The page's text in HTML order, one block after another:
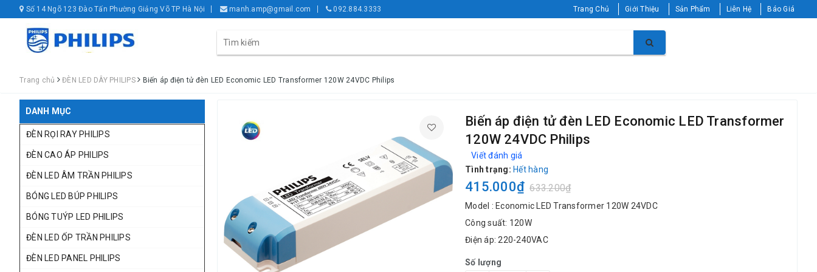
Số 14 Ngõ 123 Đào Tấn Phường Giảng Võ TP Hà Nội manh.amp@gmail.com 092.884.3333 Trang Chủ Giới Thiệu Sản Phẩm Liên Hệ Báo Giá
Trang chủ ĐÈN LED DÂY PHILIPS Biến áp điện tử đèn LED Economic LED Transformer 120W 24VDC Philips
DANH MỤC
ĐÈN RỌI RAY PHILIPS
ĐÈN CAO ÁP PHILIPS
ĐÈN LED ÂM TRẦN PHILIPS
BÓNG LED BÚP PHILIPS
BÓNG TUÝP LED PHILIPS
ĐÈN LED ỐP TRẦN PHILIPS
ĐÈN LED PANEL PHILIPS
Biến áp điện tử đèn LED Economic LED Transformer
120W 24VDC Philips
Viết đánh giá
Tình trạng: Hết hàng
415.000₫ 633.200₫
Model : Economic LED Transformer 120W 24VDC
Công suất: 120W
Điện áp: 220-240VAC
Số lượng